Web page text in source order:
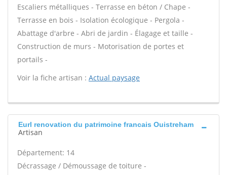
Escaliers métalliques - Terrasse en béton / Chape -
Terrasse en bois - Isolation écologique - Pergola -
Abattage d'arbre - Abri de jardin - Élagage et taille -
Construction de murs - Motorisation de portes et
portails -
Voir la fiche artisan : Actual paysage
Eurl renovation du patrimoine francais Ouistreham
Artisan
Département: 14
Décrassage / Démoussage de toiture -